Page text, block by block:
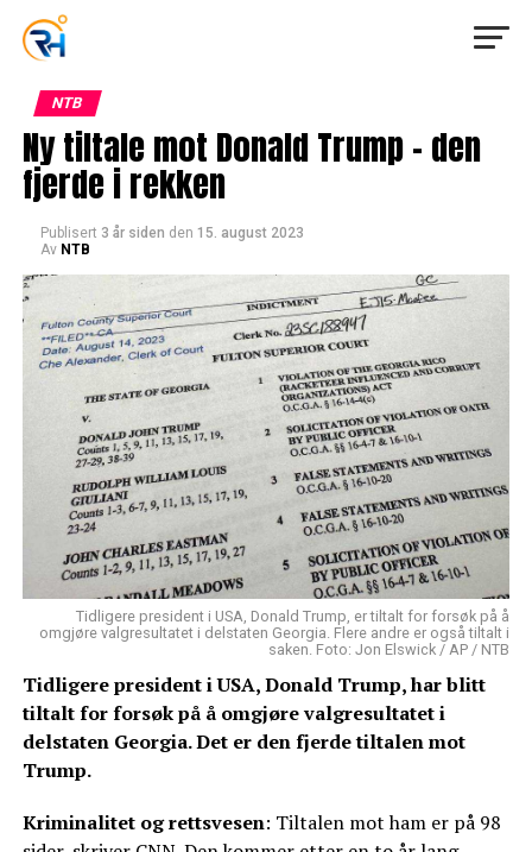
NTB
Ny tiltale mot Donald Trump – den
fjerde i rekken
Publisert 3 år siden den 15. august 2023
Av NTB
Tidligere president i USA, Donald Trump, er tiltalt for forsøk på å
omgjøre valgresultatet i delstaten Georgia. Flere andre er også tiltalt i
saken. Foto: Jon Elswick / AP / NTB
Tidligere president i USA, Donald Trump, har blitt
tiltalt for forsøk på å omgjøre valgresultatet i
delstaten Georgia. Det er den fjerde tiltalen mot
Trump.
Kriminalitet og rettsvesen: Tiltalen mot ham er på 98